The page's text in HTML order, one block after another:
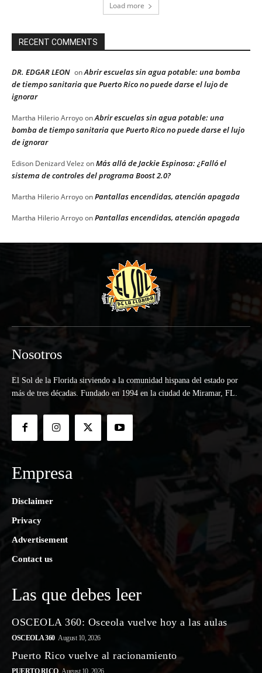
Load more
RECENT COMMENTS
DR. EDGAR LEON onAbrir escuelas sin agua potable: una bomba
de tiempo sanitaria que Puerto Rico no puede darse el lujo de
ignorar
Martha Hilerio ArroyoonAbrir escuelas sin agua potable: una
bomba de tiempo sanitaria que Puerto Rico no puede darse el lujo
de ignorar
Edison Denizard Velez onMás allá de Jackie Espinosa: ¿Falló el
sistema de controles del programa Boost 2.0?
Martha Hilerio ArroyoonPantallas encendidas, atención apagada
Martha Hilerio ArroyoonPantallas encendidas, atención apagada
Nosotros
El Sol de la Florida sirviendo a la comunidad hispana del estado por
más de tres décadas. Fundado en 1994 en la ciudad de Miramar, FL.
Empresa
Disclaimer
Privacy
Advertisement
Contact us
Las que debes leer
OSCEOLA 360: Osceola vuelve hoy a las aulas
OSCEOLA 360 August 10, 2026
Puerto Rico vuelve al racionamiento
PUERTO RICO August 10, 2026